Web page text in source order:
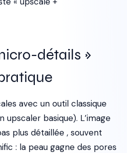
détails »
avec un outil classique
upscaler basique). L’image
plus détaillée , souvent
: la peau gagne des pores